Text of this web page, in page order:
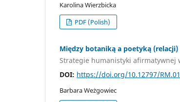
Karolina Wierzbicka
PDF (Polish)
Między botaniką a poetyką (relacji)
Strategie humanistyki afirmatywnej
DOI: https://doi.org/10.12797/
Barbara Weżgowiec